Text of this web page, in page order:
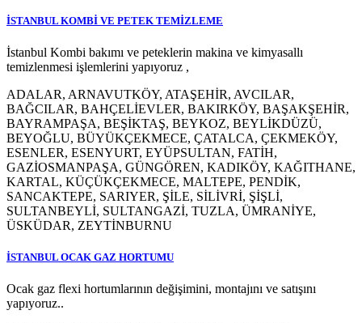
İSTANBUL KOMBİ VE PETEK TEMİZLEME
İstanbul Kombi bakımı ve peteklerin makina ve kimyasallı
temizlenmesi işlemlerini yapıyoruz ,
ADALAR, ARNAVUTKÖY, ATAŞEHİR, AVCILAR,
BAĞCILAR, BAHÇELİEVLER, BAKIRKÖY, BAŞAKŞEHİR,
BAYRAMPAŞA, BEŞİKTAŞ, BEYKOZ, BEYLİKDÜZÜ,
BEYOĞLU, BÜYÜKÇEKMECE, ÇATALCA, ÇEKMEKÖY,
ESENLER, ESENYURT, EYÜPSULTAN, FATİH,
GAZİOSMANPAŞA, GÜNGÖREN, KADIKÖY, KAĞITHANE,
KARTAL, KÜÇÜKÇEKMECE, MALTEPE, PENDİK,
SANCAKTEPE, SARIYER, ŞİLE, SİLİVRİ, ŞİŞLİ,
SULTANBEYLİ, SULTANGAZİ, TUZLA, ÜMRANİYE,
ÜSKÜDAR, ZEYTİNBURNU
İSTANBUL OCAK GAZ HORTUMU
Ocak gaz flexi hortumlarının değişimini, montajını ve satışını
yapıyoruz..